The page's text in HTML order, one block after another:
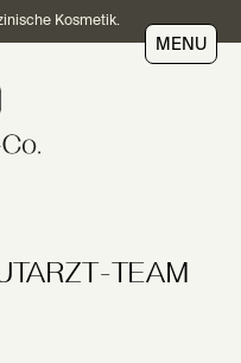
Kosmetik.
MENU
TEAM